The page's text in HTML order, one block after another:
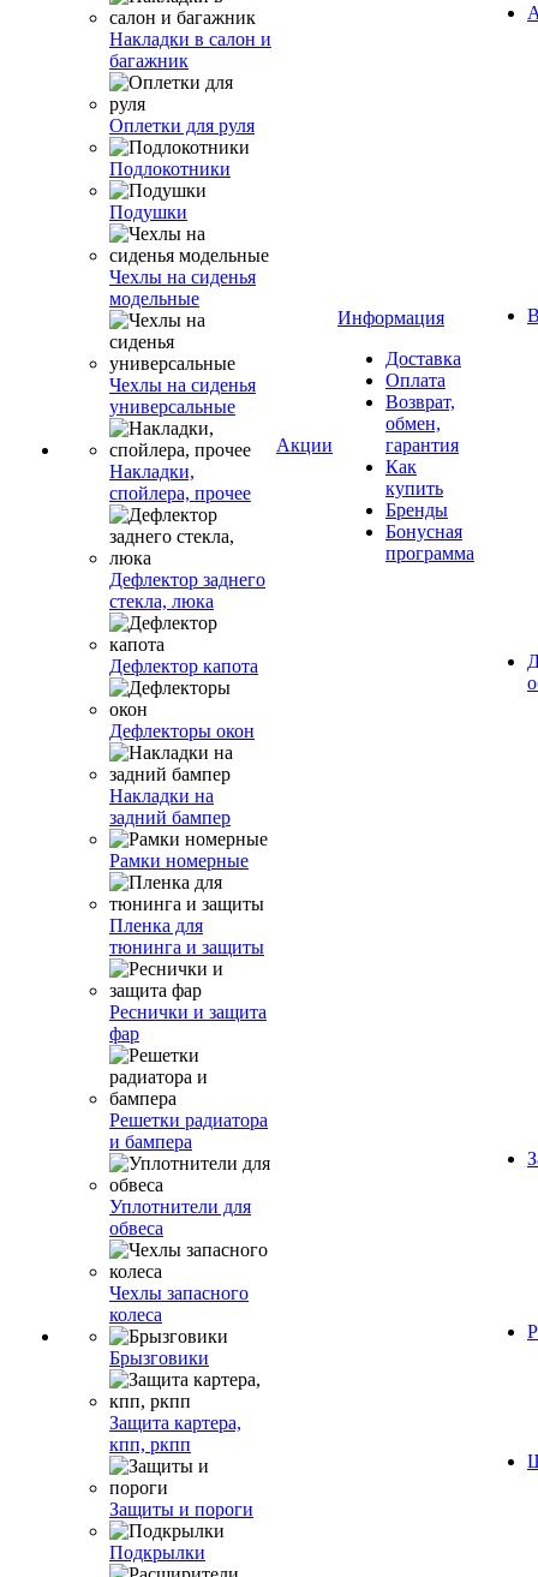
Накладки в салон и
багажник
Оплетки для руля
Подлокотники
Подушки
Чехлы на сиденья
модельные
Чехлы на сиденья
универсальные
Накладки,
спойлера, прочее
Дефлектор заднего
стекла, люка
Дефлектор капота
Дефлекторы окон
Накладки на
задний бампер
Рамки номерные
Пленка для
тюнинга и защиты
Реснички и защита
фар
Решетки радиатора
и бампера
Уплотнители для
обвеса
Чехлы запасного
колеса
Брызговики
Защита картера,
кпп, ркпп
Защиты и пороги
Подкрылки
Акции
Информация
Доставка
Оплата
Возврат,
обмен,
гарантия
Как
купить
Бренды
Бонусная
программа